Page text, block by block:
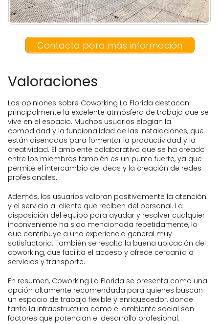
Contacta para más información
Valoraciones
Las opiniones sobre Coworking La Florida destacan
principalmente la excelente atmósfera de trabajo que se
vive en el espacio. Muchos usuarios elogian la
comodidad y la funcionalidad de las instalaciones, que
están diseñadas para fomentar la productividad y la
creatividad. El ambiente colaborativo que se ha creado
entre los miembros también es un punto fuerte, ya que
permite el intercambio de ideas y la creación de redes
profesionales.
Además, los usuarios valoran positivamente la atención
y el servicio al cliente que reciben del personal. La
disposición del equipo para ayudar y resolver cualquier
inconveniente ha sido mencionada repetidamente, lo
que contribuye a una experiencia general muy
satisfactoria. También se resalta la buena ubicación del
coworking, que facilita el acceso y ofrece cercanía a
servicios y transporte.
En resumen, Coworking La Florida se presenta como una
opción altamente recomendada para quienes buscan
un espacio de trabajo flexible y enriquecedor, donde
tanto la infraestructura como el ambiente social son
factores que potencian el desarrollo profesional.